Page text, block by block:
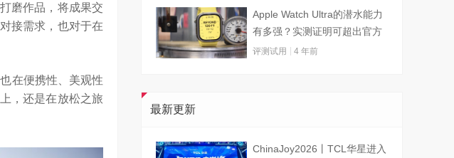
磨作品，将成果交
接需求，也对于在
在便携性、美观性
，还是在放松之旅
Apple Watch Ultra的潜水能力
有多强？实测证明可超出官方
标称值
评测试用 4 年前
最新更新
ChinaJoy2026丨TCL华星进入